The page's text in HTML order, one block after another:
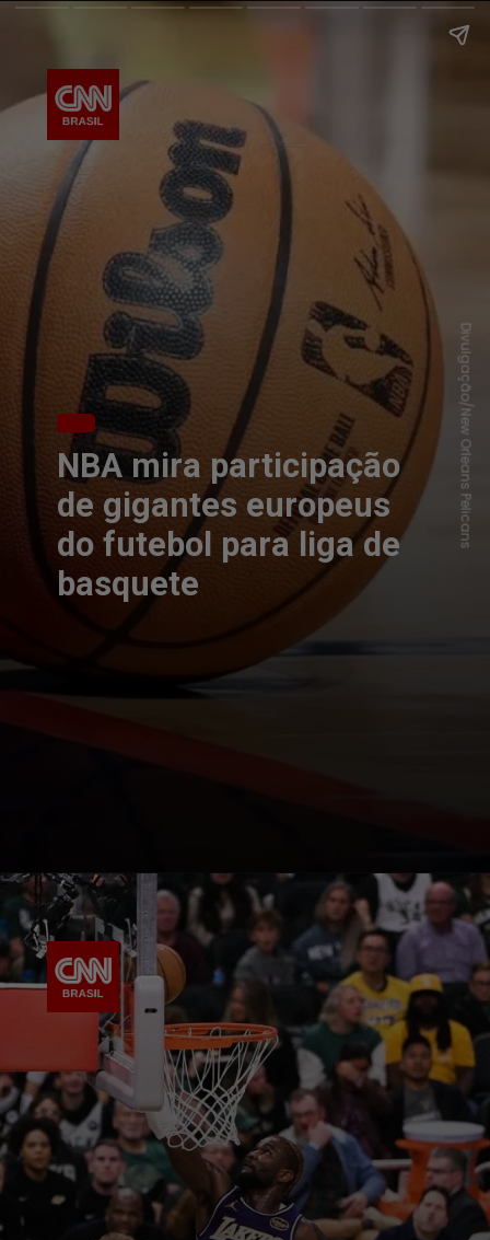
NBA mira participação
de gigantes europeus
do futebol para liga de
basquete
Divulgação/New Orleans Pelicans